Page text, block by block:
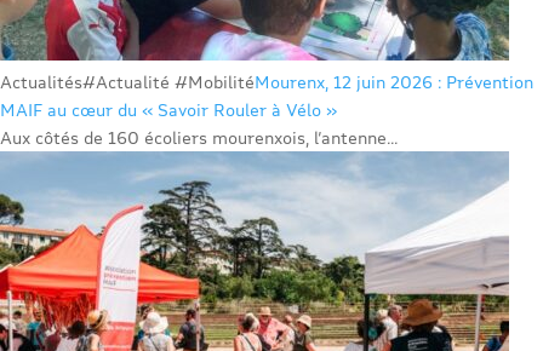
Actualités#Actualité #MobilitéMourenx, 12 juin 2026 : Prévention
MAIF au cœur du « Savoir Rouler à Vélo »
Aux côtés de 160 écoliers mourenxois, l’antenne...